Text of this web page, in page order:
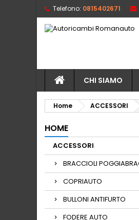
Telefono: 0815402671
CHI SIAMO
Home ACCESSORI
HOME
ACCESSORI
BRACCIOLI
COPRIAUTO
BULLONI ANTIFURTO
FODERE AUTO